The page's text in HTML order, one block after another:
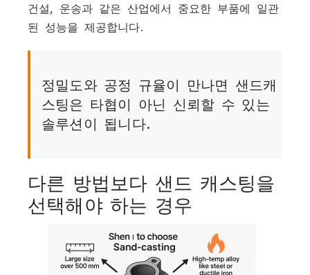
건설, 운송과 같은 산업에서 중요한 부품에 일관
된 성능을 제공합니다.
정밀도와 공정 규율이 만나면 샌드캐
스팅은 타협이 아닌 신뢰할 수 있는
솔루션이 됩니다.
다른 방법보다 샌드 캐스팅을
선택해야 하는 경우